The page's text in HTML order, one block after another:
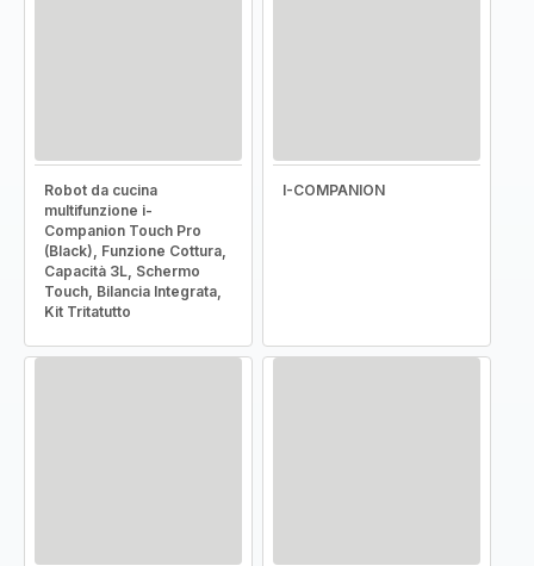
Robot da cucina
multifunzione i-
Companion Touch Pro
(Black), Funzione Cottura,
Capacità 3L, Schermo
Touch, Bilancia Integrata,
Kit Tritatutto
I-COMPANION